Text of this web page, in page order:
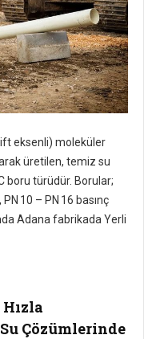
eksenli) moleküler
üretilen, temiz su
boru türüdür. Borular;
10 – PN 16 basınç
Adana fabrikada Yerli
Çözümlerinde